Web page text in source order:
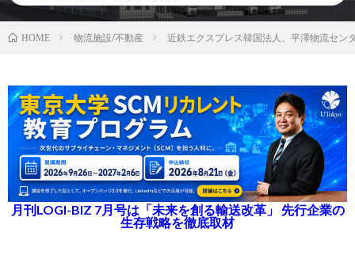
HOME 物流施設/不動産 近鉄エクスプレス韓国法人、平澤物流セン
月刊LOGI-BIZ 7月号は「未来を創る輸送改革」 先行企業の
生存戦略を徹底取材